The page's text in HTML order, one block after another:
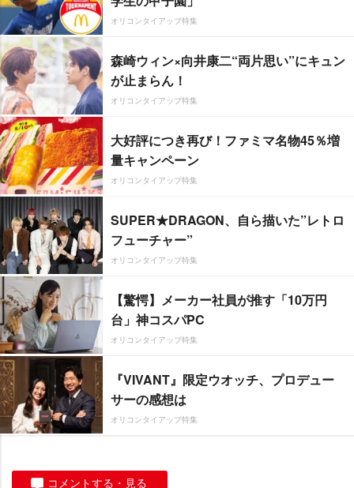
オリコンタイアップ特集
森崎ウィン×向井康二“両片思い”にキュン
が止まらん！
オリコンタイアップ特集
大好評につき再び！ファミマ名物45％増
量キャンペーン
オリコンタイアップ特集
SUPER★DRAGON、自ら描いた”レトロ
フューチャー”
オリコンタイアップ特集
【驚愕】メーカー社員が推す「10万円
台」神コスパPC
オリコンタイアップ特集
『VIVANT』限定ウオッチ、プロデュー
サーの感想は
オリコンタイアップ特集
コメントする・見る